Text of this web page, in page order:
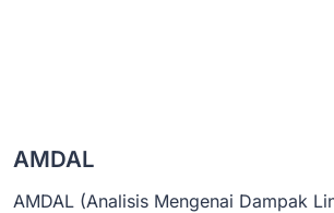
AMDAL
AMDAL (Analisis Mengenai Dampak